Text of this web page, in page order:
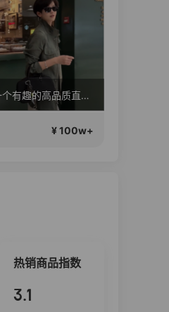
一个有趣的高品质直播间~
¥ 100w+
热销商品指数
3.1